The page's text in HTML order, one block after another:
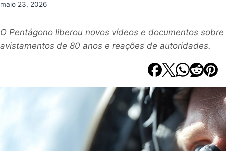
maio 23, 2026
O Pentágono liberou novos vídeos e documentos
avistamentos de 80 anos e reações de autoridades.